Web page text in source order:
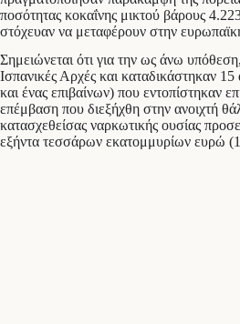
ποσότητας κοκαΐνης μικτού βάρους
στόχευαν να μεταφέρουν στην
Σημειώνεται ότι για την ως άνω
Ισπανικές Αρχές και καταδικάστηκαν
και ένας επιβαίνων) που εντοπίστηκαν
επέμβαση που διεξήχθη στην ανοιχτή
κατασχεθείσας ναρκωτικής ουσίας
εξήντα τεσσάρων εκατομμυρίων ευρώ